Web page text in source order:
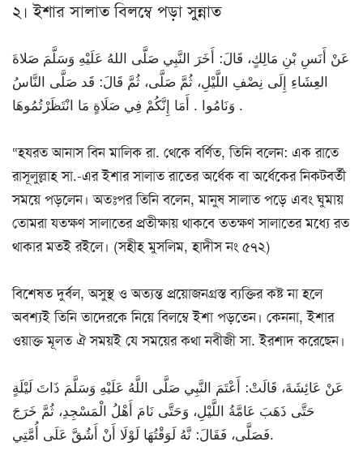
২। ইশার সালাত বিলম্বে পড়া সুন্নাত
عَنْ أَنَسِ بْنِ مَالِكٍ، قَالَ: أَخَرَ النَّبِي صَلَّى اللهُ عَلَيْهِ وَسَلَّمَ صَلاةَ
العِشَاءِ إِلَى نِصْفِ اللَّيْلِ، ثُمَّ صَلَّى، ثُمَّ قَالَ: قَد صَلَّى النَّاسُ
وَنَامُوا . أَمَا إِنَّكُمْ فِي صَلَاةٍ مَا انْتَظَرْتُمُوهَا .
“হযরত আনাস বিন মালিক রা. থেকে বর্ণিত, তিনি বলেন: এক রাতে
রাসূলুল্লাহ সা.-এর ইশার সালাত রাতের অর্ধেক বা অর্ধেকের নিকটবর্তী
সময়ে পড়লেন। অতঃপর তিনি বলেন, মানুষ সালাত পড়ে এবং ঘুমায়
তোমরা যতক্ষণ সালাতের প্রতীক্ষায় থাকবে ততক্ষণ সালাতের মধ্যে রত
থাকার মতই রইলে। (সহীহ মুসলিম, হাদীস নং ৫৭২)
বিশেষত দুর্বল, অসুস্থ ও অত্যন্ত প্রয়োজনগ্রস্ত ব্যক্তির কষ্ট না হলে
অবশ্যই তিনি তাদেরকে নিয়ে বিলম্বে ইশা পড়তেন। কেননা, ইশার
ওয়াক্ত মূলত ঐ সময়ই যে সময়ের কথা নবীজী সা. ইরশাদ করেছেন।
عَنْ عَائِشَةَ، قَالَتْ: أَعْتَمَ النَّبِي صَلَّى اللَّهُ عَلَيْهِ وَسَلَّمَ ذَاتَ لَيْلَةٍ
حَتَّى ذَهَبَ عَامَّةُ اللَّيْلِ، وَحَتَّى نَامَ أَهْلُ الْمَسْجِدِ، ثُمَّ خَرَجَ
فَصَلَّى، فَقَالَ: نَّهُ لَوَقْتُهَا لَوْلَا أَنْ أَشُقَّ عَلَى أُمَّتِي.